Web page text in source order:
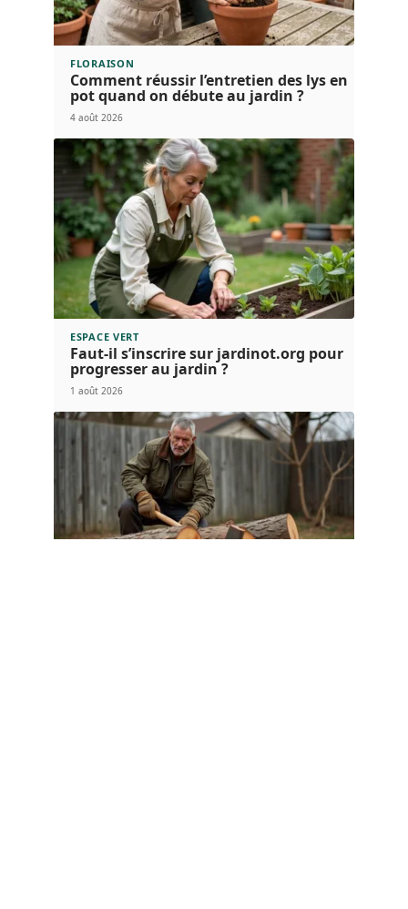
FLORAISON
Comment réussir l’entretien des lys en
pot quand on débute au jardin ?
4 août 2026
ESPACE VERT
Faut-il s’inscrire sur jardinot.org pour
progresser au jardin ?
1 août 2026